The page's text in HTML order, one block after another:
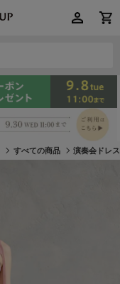
すべての商品 演奏会ドレス